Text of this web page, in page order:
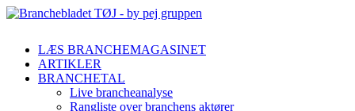
LÆS BRANCHEMAGASINET
ARTIKLER
BRANCHETAL
Live brancheanalyse
Rangliste over branchens aktører